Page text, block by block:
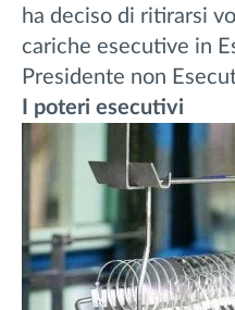
ha deciso di ritirarsi
cariche esecutive in
Presidente non
I poteri esecutivi